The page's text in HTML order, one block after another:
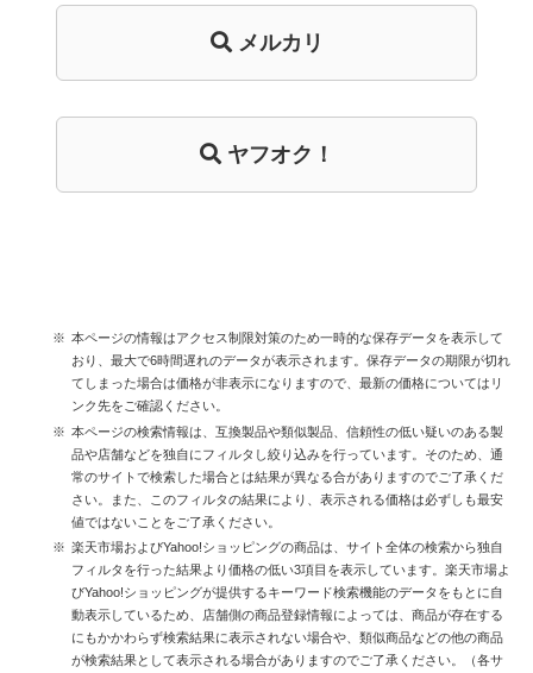
メルカリ
ヤフオク！
本ページの情報はアクセス制限対策のため一時的な保存データを表示して
おり、最大で6時間遅れのデータが表示されます。保存データの期限が切れ
てしまった場合は価格が非表示になりますので、最新の価格についてはリ
ンク先をご確認ください。
本ページの検索情報は、互換製品や類似製品、信頼性の低い疑いのある製
品や店舗などを独自にフィルタし絞り込みを行っています。そのため、通
常のサイトで検索した場合とは結果が異なる合がありますのでご了承くだ
さい。また、このフィルタの結果により、表示される価格は必ずしも最安
値ではないことをご了承ください。
楽天市場およびYahoo!ショッピングの商品は、サイト全体の検索から独自
フィルタを行った結果より価格の低い3項目を表示しています。楽天市場よ
びYahoo!ショッピングが提供するキーワード検索機能のデータをもとに自
動表示しているため、店舗側の商品登録情報によっては、商品が存在する
にもかかわらず検索結果に表示されない場合や、類似商品などの他の商品
が検索結果として表示される場合がありますのでご了承ください。（各サ